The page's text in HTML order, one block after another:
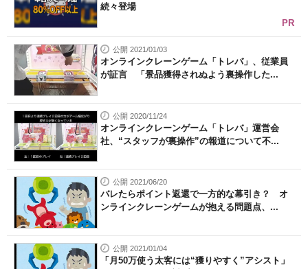
続々登場
PR
公開 2021/01/03
オンラインクレーンゲーム「トレバ」、従業員
が証言 「景品獲得されぬよう裏操作した...
公開 2020/11/24
オンラインクレーンゲーム「トレバ」運営会
社、“スタッフが裏操作”の報道について不...
公開 2021/06/20
バレたらポイント返還で一方的な幕引き？ オ
ンラインクレーンゲームが抱える問題点、...
公開 2021/01/04
「月50万使う太客には“獲りやすく”アシスト」